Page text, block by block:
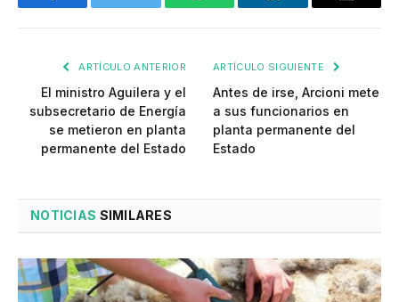
Facebook Twitter WhatsApp LinkedIn Email
ARTÍCULO ANTERIOR
El ministro Aguilera y el
subsecretario de Energía
se metieron en planta
permanente del Estado
ARTÍCULO SIGUIENTE
Antes de irse, Arcioni mete
a sus funcionarios en
planta permanente del
Estado
NOTICIAS SIMILARES